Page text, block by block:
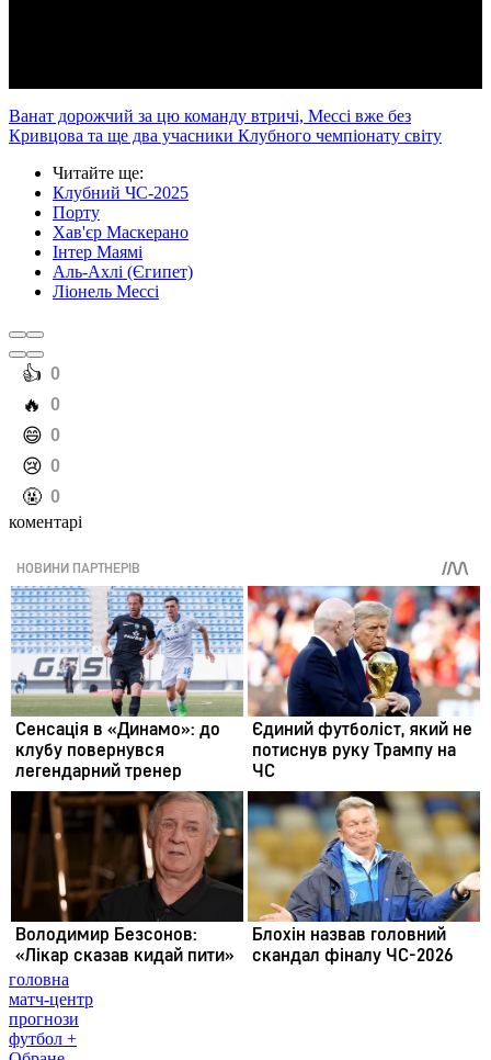
Ванат дорожчий за цю команду втричі, Мессі вже без
Кривцова та ще два учасники Клубного чемпіонату світу
Читайте ще:
Клубний ЧС-2025
Порту
Хав'єр Маскерано
Інтер Маямі
Аль-Ахлі (Єгипет)
Ліонель Мессі
️👍 0
️🔥 0
️😄 0
️😢 0
️🤬 0
коментарі
головна
матч-центр
прогнози
футбол +